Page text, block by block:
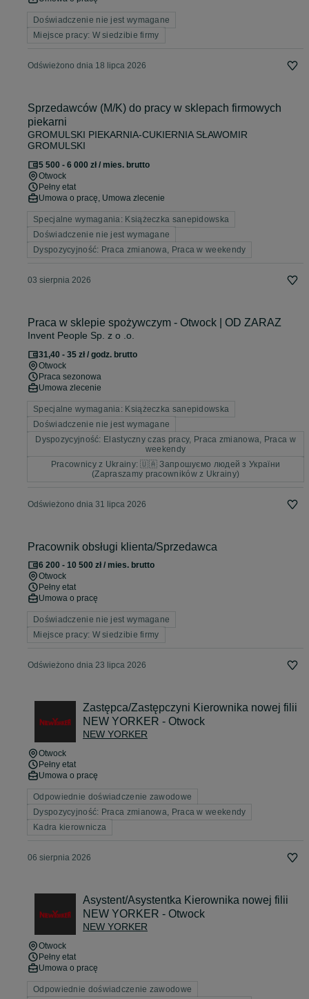
Doświadczenie nie jest wymagane
Miejsce pracy: W siedzibie firmy
Odświeżono dnia 18 lipca 2026
Sprzedawców (M/K) do pracy w sklepach firmowych
piekarni
GROMULSKI PIEKARNIA-CUKIERNIA SŁAWOMIR
GROMULSKI
5 500 - 6 000 zł / mies. brutto
Otwock
Pełny etat
Umowa o pracę, Umowa zlecenie
Specjalne wymagania: Książeczka sanepidowska
Doświadczenie nie jest wymagane
Dyspozycyjność: Praca zmianowa, Praca w weekendy
03 sierpnia 2026
Praca w sklepie spożywczym - Otwock | OD ZARAZ
Invent People Sp. z o .o.
31,40 - 35 zł / godz. brutto
Otwock
Praca sezonowa
Umowa zlecenie
Specjalne wymagania: Książeczka sanepidowska
Doświadczenie nie jest wymagane
Dyspozycyjność: Elastyczny czas pracy, Praca zmianowa, Praca w
weekendy
Pracownicy z Ukrainy: 🇺🇦 Запрошуємо людей з України
(Zapraszamy pracowników z Ukrainy)
Odświeżono dnia 31 lipca 2026
Pracownik obsługi klienta/Sprzedawca
6 200 - 10 500 zł / mies. brutto
Otwock
Pełny etat
Umowa o pracę
Doświadczenie nie jest wymagane
Miejsce pracy: W siedzibie firmy
Odświeżono dnia 23 lipca 2026
Zastępca/Zastępczyni Kierownika nowej filii
NEW YORKER - Otwock
NEW YORKER
Otwock
Pełny etat
Umowa o pracę
Odpowiednie doświadczenie zawodowe
Dyspozycyjność: Praca zmianowa, Praca w weekendy
Kadra kierownicza
06 sierpnia 2026
Asystent/Asystentka Kierownika nowej filii
NEW YORKER - Otwock
NEW YORKER
Otwock
Pełny etat
Umowa o pracę
Odpowiednie doświadczenie zawodowe